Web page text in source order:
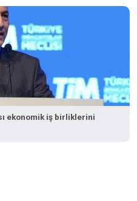
ekonomik iş birliklerini